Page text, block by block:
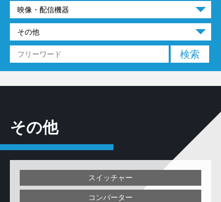
その他
スイッチャー
コンバーター